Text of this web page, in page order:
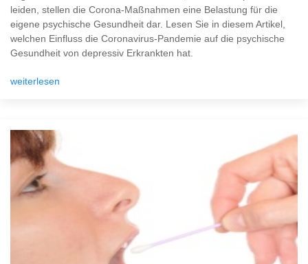
leiden, stellen die Corona-Maßnahmen eine Belastung für die
eigene psychische Gesundheit dar. Lesen Sie in diesem Artikel,
welchen Einfluss die Coronavirus-Pandemie auf die psychische
Gesundheit von depressiv Erkrankten hat.
weiterlesen